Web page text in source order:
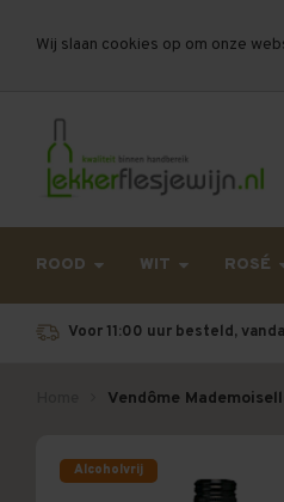
Wij slaan cookies op om onze
Let op,
ROOD WIT ROSÉ
Voor 11:00 uur besteld,
Vendôme
Alcoholvrij